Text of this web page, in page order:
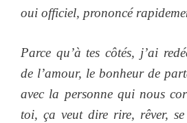
oui officiel, prononcé
Parce qu’à tes côtés, j’ai
de l’amour, le bonheur de
avec la personne qui nous
toi, ça veut dire rire, rêver, se